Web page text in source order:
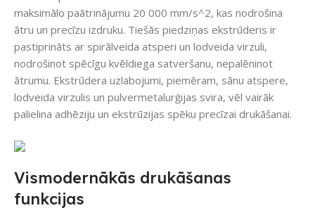
maksimālo paātrinājumu 20 000 mm/s^2, kas nodrošina
ātru un precīzu izdruku. Tiešās piedziņas ekstrūderis ir
pastiprināts ar spirālveida atsperi un lodveida virzuli,
nodrošinot spēcīgu kvēldiega satveršanu, nepalēninot
ātrumu. Ekstrūdera uzlabojumi, piemēram, sānu atspere,
lodveida virzulis un pulvermetalurģijas svira, vēl vairāk
palielina adhēziju un ekstrūzijas spēku precīzai drukāšanai.
Vismodernākās drukāšanas
funkcijas